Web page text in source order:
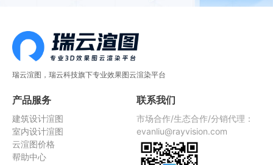
瑞云渲图，瑞云科技旗下专业效果图云渲染平台
产品服务
建筑设计渲图
室内设计渲图
云渲图价格
帮助中心
联系我们
市场合作/生态合作/分销代理：
evanliu@rayvision.com